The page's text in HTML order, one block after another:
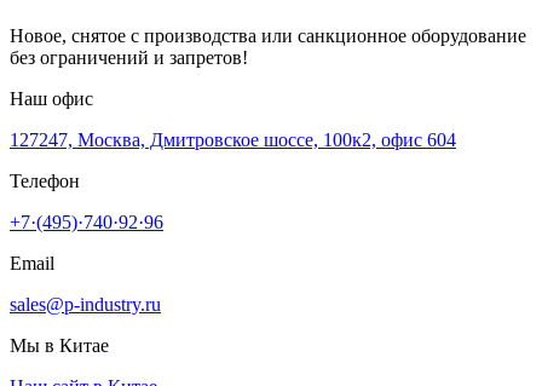
Новое, снятое с производства или санкционное оборудование
без ограничений и запретов!
Наш офис
127247, Москва, Дмитровское шоссе, 100к2, офис 604
Телефон
+7·(495)·740·92·96
Email
sales@p-industry.ru
Мы в Китае